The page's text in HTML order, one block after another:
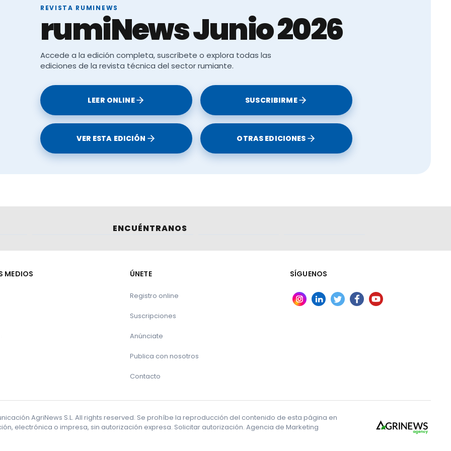
milk. Nature.com. Retrieved September 27, 2022, from
Le puede interesar:
REVISTA RUMINEWS
rumiNews Junio 2026
Accede a la edición completa, suscríbete o explora todas las
ediciones de la revista técnica del sector rumiante.
LEER ONLINE SUSCRIBIRME
VER ESTA EDICIÓN OTRAS EDICIONES
ENCUÉNTRANOS
MEDIOS ÚNETE
Registro online
Suscripciones
Anúnciate
Publica con nosotros
Contacto
SÍGUENOS
AgriNews S.L. All rights reserved. Se prohíbe la reproducción del contenido de esta página en
electrónica o impresa, sin autorización expresa. Solicitar autorización. Agencia de Marketing